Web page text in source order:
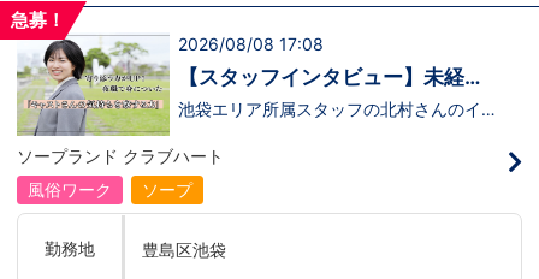
他社と比較検討中など。そのような時は1
もしれません。アナタからのご連絡お待ち
しております。
■横浜エリア：神奈川県横浜市中区 ・京急線
黄金町駅、日ノ出町駅 ・市営地下鉄阪東橋
駅、伊勢佐木長者町駅 ・JR横浜線関内駅 ■札
幌エリア：北海道札幌市 地下鉄南北線すすき
の駅
急募！
2026/08/08 17:08
【スタッフインタビュー】未経験
で飛び込んだスタッフが語る職場
池袋エリア所属スタッフの北村さんのイン
るのかな…？」そんな不安を抱えながら好
奇心で裏方に飛び込んだ北村さん。実際に
は、入社初日でそのイメージがガラッと変
わり、「本当に優しい人ばかり」と感じた
不安な表情が笑顔に変わっていく瞬間を見
届けることが、この仕事の大きなやりがい
ソープランド クラブハート
風俗ワーク
ソープ
勤務地 豊島区池袋